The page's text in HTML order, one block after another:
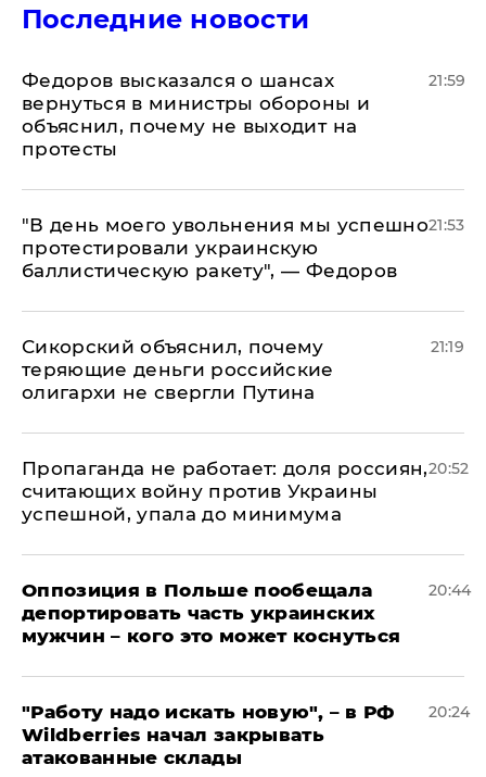
Последние новости
Федоров высказался о шансах
вернуться в министры обороны и
объяснил, почему не выходит на
протесты
21:59
​"В день моего увольнения мы успешно
протестировали украинскую
баллистическую ракету", — Федоров
21:53
Сикорский объяснил, почему
теряющие деньги российские
олигархи не свергли Путина
21:19
​Пропаганда не работает: доля россиян,
считающих войну против Украины
успешной, упала до минимума
20:52
Оппозиция в Польше пообещала
депортировать часть украинских
мужчин – кого это может коснуться
20:44
"Работу надо искать новую", – в РФ
Wildberries начал закрывать
атакованные склады
20:24